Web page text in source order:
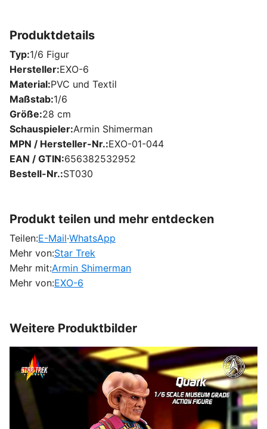
Produktdetails
Typ 1/6 Figur
Hersteller EXO-6
Material PVC und Textil
Maßstab 1/6
Größe 28 cm
Schauspieler Armin Shimerman
MPN / Hersteller-Nr. EXO-01-044
EAN / GTIN 656382532952
Bestell-Nr. ST030
Produkt teilen und mehr entdecken
Teilen:E-Mail·WhatsApp
Mehr von:Star Trek
Mehr mit:Armin Shimerman
Mehr von:EXO-6
Weitere Produktbilder